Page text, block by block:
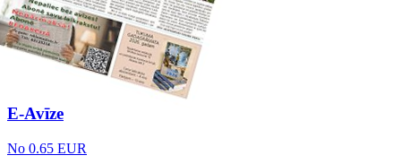
E-Avīze
No 0.65 EUR